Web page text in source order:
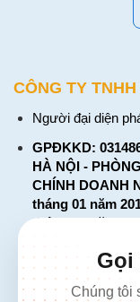
CÔNG TY
Người đại diện
GPĐKKD:
HÀ NỘI -
CHÍNH DOANH
tháng 01 năm
tháng 03 năm
226 Đường
137 Đường Hòa
Gọi
Chúng tôi